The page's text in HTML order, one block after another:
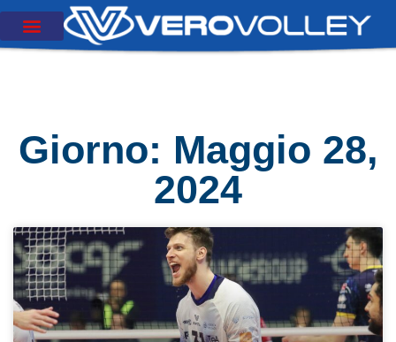
Giorno: Maggio 28,
2024